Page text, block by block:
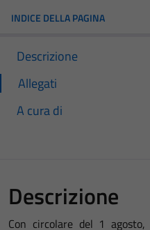
INDICE DELLA PAGINA
Descrizione
Allegati
A cura di
Descrizione
Con circolare del 1